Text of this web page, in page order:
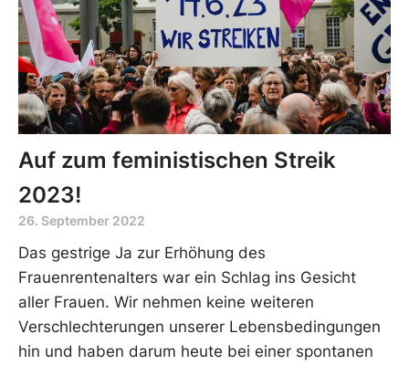
Auf zum feministischen Streik
2023!
26. September 2022
Das gestrige Ja zur Erhöhung des
Frauenrentenalters war ein Schlag ins Gesicht
aller Frauen. Wir nehmen keine weiteren
Verschlechterungen unserer Lebensbedingungen
hin und haben darum heute bei einer spontanen